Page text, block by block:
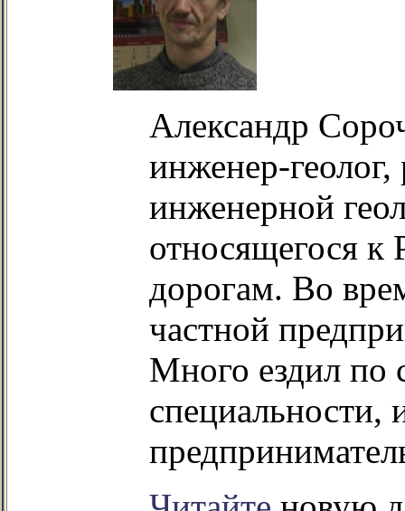
Александр
инженер-геолог,
инженерной
относящегося
дорогам. Во
частной
Много ездил по
специальности,